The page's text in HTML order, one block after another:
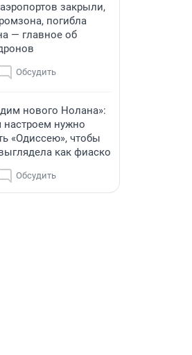
закрыли,
погибла
— главное об
Обсудить
нового Нолана»:
настроем нужно
«Одиссею», чтобы
как фиаско
Обсудить